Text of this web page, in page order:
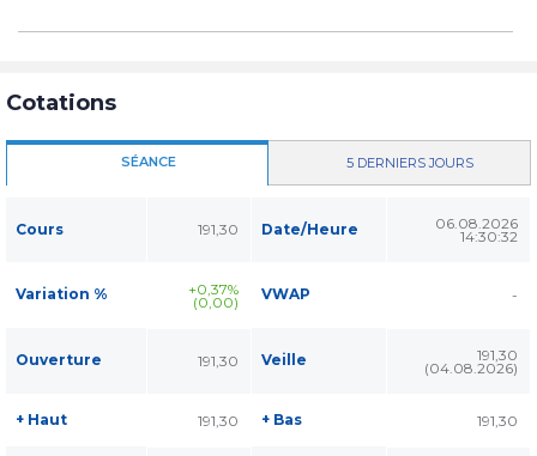
Cotations
SÉANCE 5 DERNIERS JOURS
Cours 191,30 Date/Heure 06.08.2026
14:30:32
Variation % +0,37%
(0,00) VWAP -
Ouverture 191,30 Veille 191,30
(04.08.2026)
+ Haut 191,30 + Bas 191,30